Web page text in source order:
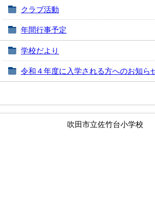
クラブ活動
年間行事予定
学校だより
令和４年度に入学される方へのお知ら
吹田市立佐竹台小学校